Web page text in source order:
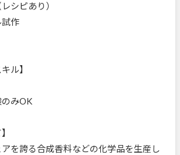
シピあり）
試作
ル】
みOK
を誇る合成香料などの化学品を生産し